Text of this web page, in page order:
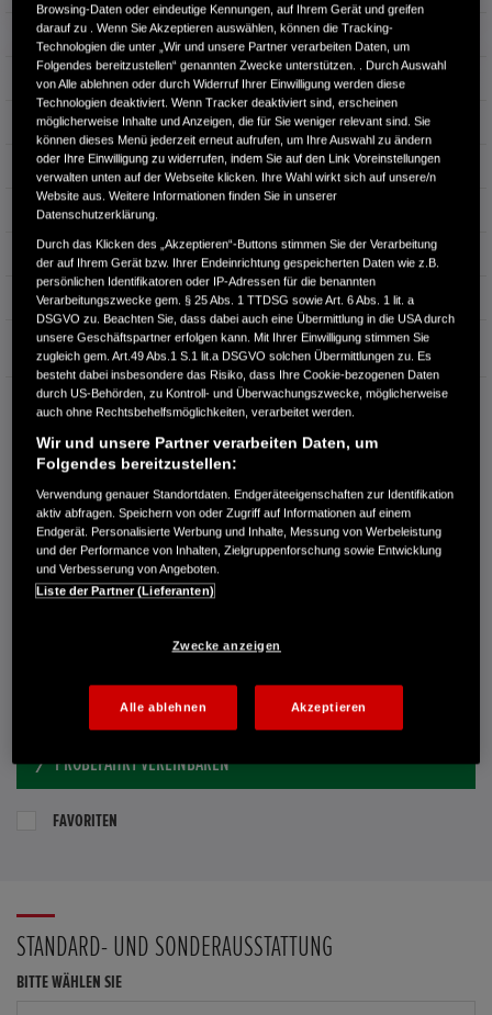
Kraftstoffart Benzin
Getriebe Automatik
Türen 5
Leistung 135 kW / 184 PS
Hubraum
Erstzulassung 08.2024
Bauart SUV
Garantie
HONDA CENTER GMBH
60314 Frankfurt am Main
RUFEN SIE UNS AN:
069 - 678670
Route planen
Händlerbestand anzeigen
E-MAIL-ANFRAGE
PROBEFAHRT VEREINBAREN
FAVORITEN
STANDARD- UND SONDERAUSSTATTUNG
BITTE WÄHLEN SIE
Browsing-Daten oder eindeutige Kennungen, auf Ihrem Gerät und greifen
darauf zu . Wenn Sie Akzeptieren auswählen, können die Tracking-
Technologien die unter „Wir und unsere Partner verarbeiten Daten, um
Folgendes bereitzustellen“ genannten Zwecke unterstützen. . Durch Auswahl
von Alle ablehnen oder durch Widerruf Ihrer Einwilligung werden diese
Technologien deaktiviert. Wenn Tracker deaktiviert sind, erscheinen
möglicherweise Inhalte und Anzeigen, die für Sie weniger relevant sind. Sie
können dieses Menü jederzeit erneut aufrufen, um Ihre Auswahl zu ändern
oder Ihre Einwilligung zu widerrufen, indem Sie auf den Link Voreinstellungen
verwalten unten auf der Webseite klicken. Ihre Wahl wirkt sich auf unsere/n
Website aus. Weitere Informationen finden Sie in unserer
Datenschutzerklärung.
Durch das Klicken des „Akzeptieren“-Buttons stimmen Sie der Verarbeitung
der auf Ihrem Gerät bzw. Ihrer Endeinrichtung gespeicherten Daten wie z.B.
persönlichen Identifikatoren oder IP-Adressen für die benannten
Verarbeitungszwecke gem. § 25 Abs. 1 TTDSG sowie Art. 6 Abs. 1 lit. a
DSGVO zu. Beachten Sie, dass dabei auch eine Übermittlung in die USA durch
unsere Geschäftspartner erfolgen kann. Mit Ihrer Einwilligung stimmen Sie
zugleich gem. Art.49 Abs.1 S.1 lit.a DSGVO solchen Übermittlungen zu. Es
besteht dabei insbesondere das Risiko, dass Ihre Cookie-bezogenen Daten
durch US-Behörden, zu Kontroll- und Überwachungszwecke, möglicherweise
auch ohne Rechtsbehelfsmöglichkeiten, verarbeitet werden.
Wir und unsere Partner verarbeiten Daten, um
Folgendes bereitzustellen:
Verwendung genauer Standortdaten. Endgeräteeigenschaften zur Identifikation
aktiv abfragen. Speichern von oder Zugriff auf Informationen auf einem
Endgerät. Personalisierte Werbung und Inhalte, Messung von Werbeleistung
und der Performance von Inhalten, Zielgruppenforschung sowie Entwicklung
und Verbesserung von Angeboten.
Liste der Partner (Lieferanten)
Zwecke anzeigen
Alle ablehnen Akzeptieren